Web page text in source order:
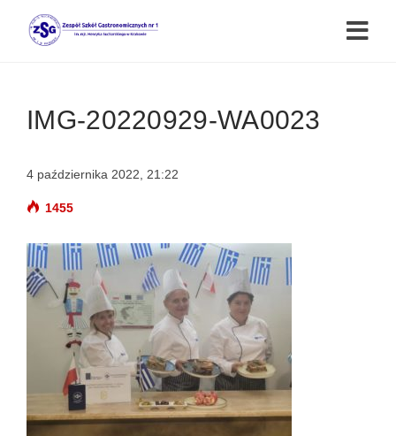
IMG-20220929-WA0023
4 października 2022, 21:22
1455